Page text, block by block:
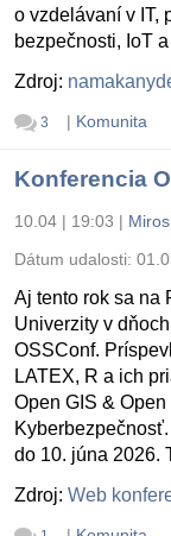
o vzdelávaní v IT,
bezpečnosti, IoT
Zdroj:
3 | Komunita
Konferencia
10.04 | 19:03 |
Dátum udalosti:
Aj tento rok sa na
Univerzity v
OSSConf.
LATEX, R a ich
Open GIS &
do 10. júna 2026.
Zdroj: Web